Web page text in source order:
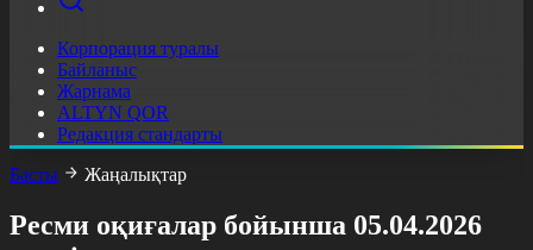
Корпорация туралы
Байланыс
Жарнама
ALTYN QOR
Редакция стандарты
Басты
Жаңалықтар
Ресми оқиғалар бойынша 05.04.2026